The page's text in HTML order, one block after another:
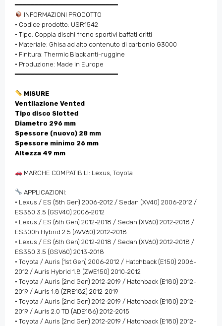
━━━━━━━━━━━━━━━━━━━━━━━━━━
INFORMAZIONI PRODOTTO
• Codice prodotto: USR1542
• Tipo: Coppia dischi freno sportivi baffati dritti
• Materiale: Ghisa ad alto contenuto di carbonio G3000
• Finitura: Thermic Black anti-ruggine
• Produzione: Made in Europe
━━━━━━━━━━━━━━━━━━━━━━━━━━
MISURE
Ventilazione Vented
Tipo disco Slotted
Diametro 296 mm
Spessore (nuovo) 28 mm
Spessore minimo 26 mm
Altezza 49 mm
MARCHE COMPATIBILI: Lexus, Toyota
APPLICAZIONI:
• Lexus / ES (5th Gen) 2006-2012 / Sedan (XV40) 2006-2012 /
ES350 3.5 (GSV40) 2006-2012
• Lexus / ES (6th Gen) 2012-2018 / Sedan (XV60) 2012-2018 /
ES300h Hybrid 2.5 (AVV60) 2012-2018
• Lexus / ES (6th Gen) 2012-2018 / Sedan (XV60) 2012-2018 /
ES350 3.5 (GSV60) 2013-2018
• Toyota / Auris (1st Gen) 2006-2012 / Hatchback (E150) 2006-
2012 / Auris Hybrid 1.8 (ZWE150) 2010-2012
• Toyota / Auris (2nd Gen) 2012-2019 / Hatchback (E180) 2012-
2019 / Auris 1.8 (ZRE182) 2012-2019
• Toyota / Auris (2nd Gen) 2012-2019 / Hatchback (E180) 2012-
2019 / Auris 2.0 TD (ADE186) 2012-2015
• Toyota / Auris (2nd Gen) 2012-2019 / Hatchback (E180) 2012-